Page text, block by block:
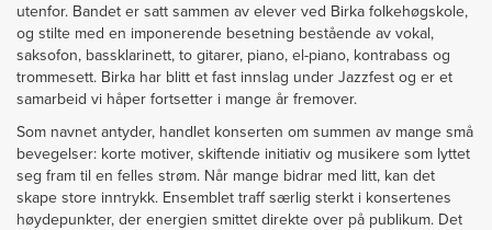
utenfor. Bandet er satt sammen av elever ved Birka folkehøgskole,
og stilte med en imponerende besetning bestående av vokal,
saksofon, bassklarinett, to gitarer, piano, el-piano, kontrabass og
trommesett. Birka har blitt et fast innslag under Jazzfest og er et
samarbeid vi håper fortsetter i mange år fremover.
Som navnet antyder, handlet konserten om summen av mange små
bevegelser: korte motiver, skiftende initiativ og musikere som lyttet
seg fram til en felles strøm. Når mange bidrar med litt, kan det
skape store inntrykk. Ensemblet traff særlig sterkt i konsertenes
høydepunkter, der energien smittet direkte over på publikum. Det